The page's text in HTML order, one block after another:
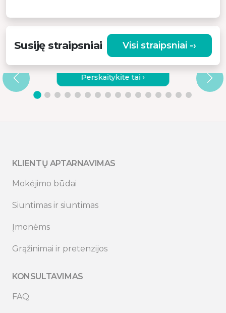
Susiję straipsniai Visi straipsniai -›
KODĖL VERTA RINKTIS KOKYBIŠKĄ
VIBRACINĮ MASAŽUOKLĮ?
Perskaitykite tai ›
KLIENTŲ APTARNAVIMAS
Mokėjimo būdai
Siuntimas ir siuntimas
Įmonėms
Grąžinimai ir pretenzijos
KONSULTAVIMAS
FAQ